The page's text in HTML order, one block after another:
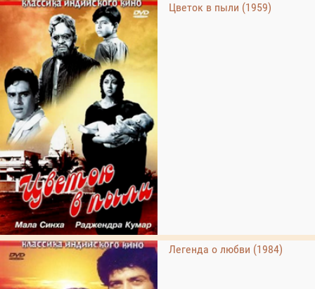
Цветок в пыли (1959)
Легенда о любви (1984)